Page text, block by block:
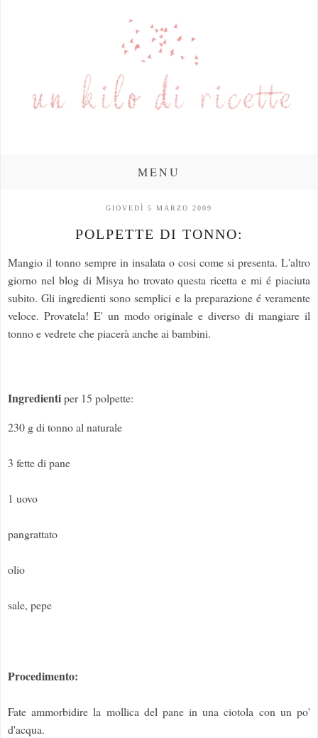
MENU
GIOVEDÌ 5 MARZO 2009
POLPETTE DI TONNO:
Mangio il tonno sempre in insalata o cosi come si presenta. L'altro
giorno nel blog di Misya ho trovato questa ricetta e mi é piaciuta
subito. Gli ingredienti sono semplici e la preparazione é veramente
veloce. Provatela! E' un modo originale e diverso di mangiare il
tonno e vedrete che piacerà anche ai bambini.
Ingredientiper 15 polpette:
230 g di tonno al naturale
3 fette di pane
1 uovo
pangrattato
olio
sale, pepe
Procedimento:
Fate ammorbidire la mollica del pane in una ciotola con un po'
d'acqua.